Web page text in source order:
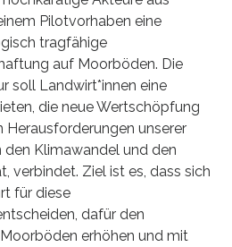
Pilotvorhaben eine
tragfähige
auf Moorböden. Die
soll Landwirt*innen eine
die neue Wertschöpfung
unserer
Klimawandel und den
verbindet. Ziel ist es, dass sich
für diese
dafür den
erhöhen und mit